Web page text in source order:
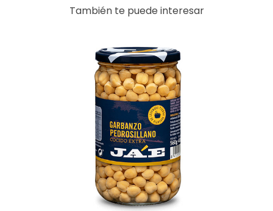
También te puede interesar